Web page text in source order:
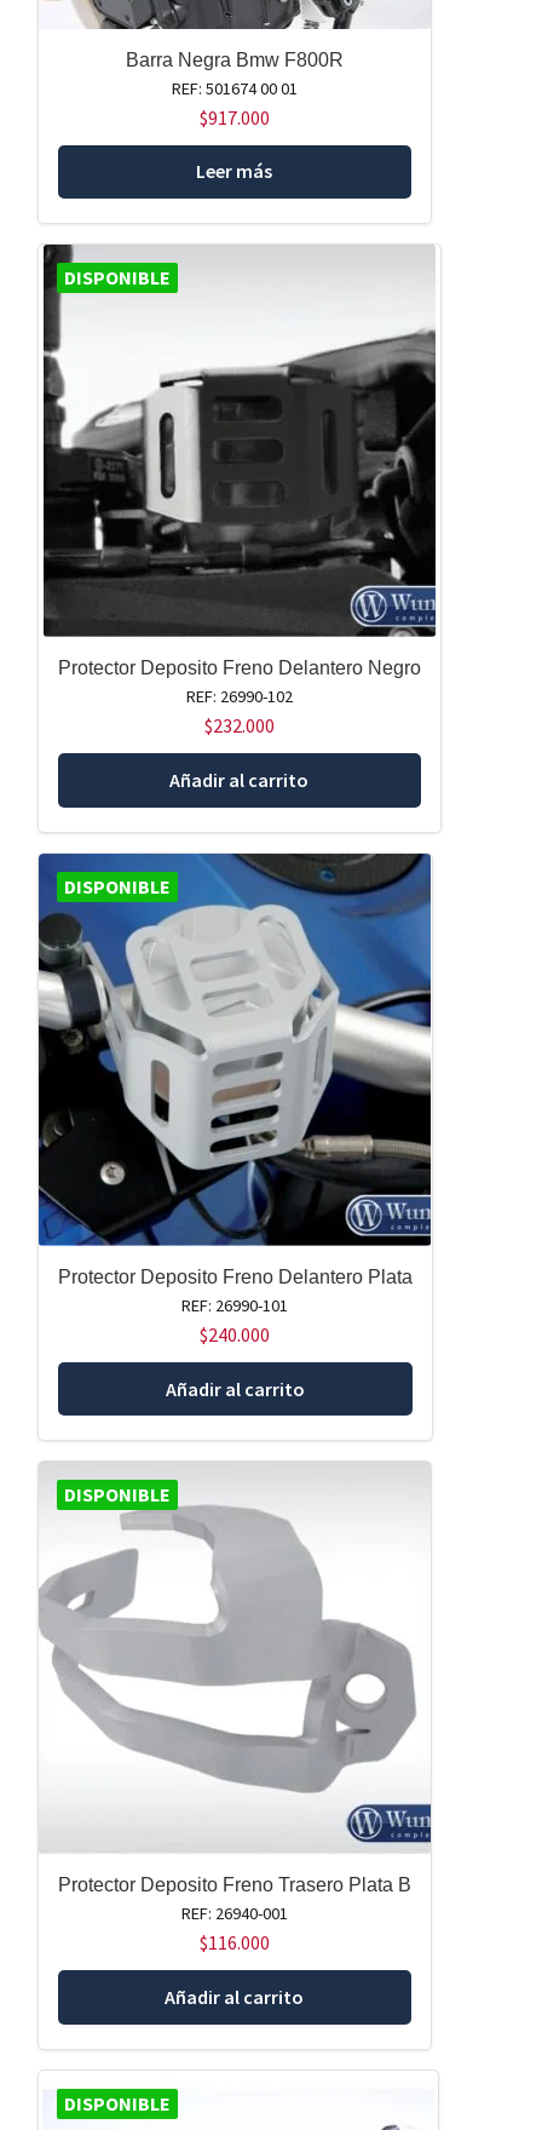
Barra Negra Bmw F800R
REF: 501674 00 01
$917.000
Leer más
DISPONIBLE
Protector Deposito Freno Delantero Negro
REF: 26990-102
$232.000
Añadir al carrito
DISPONIBLE
Protector Deposito Freno Delantero Plata
REF: 26990-101
$240.000
Añadir al carrito
DISPONIBLE
Protector Deposito Freno Trasero Plata B
REF: 26940-001
$116.000
Añadir al carrito
DISPONIBLE